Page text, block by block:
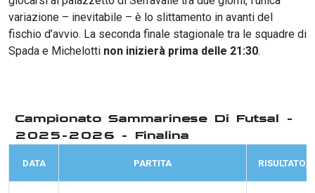
variazione – inevitabile – è lo slittamento in avanti del
fischio d’avvio. La seconda finale stagionale tra le squadre di
Spada e Michelotti non inizierà prima delle 21:30.
Campionato Sammarinese Di Futsal -
2025-2026 - Finalina
DATA PARTITA RISULTATO/